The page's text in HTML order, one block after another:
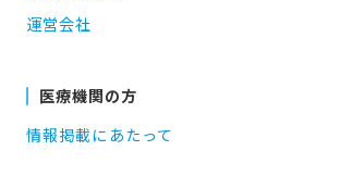
運営会社
医療機関の方
情報掲載にあたって